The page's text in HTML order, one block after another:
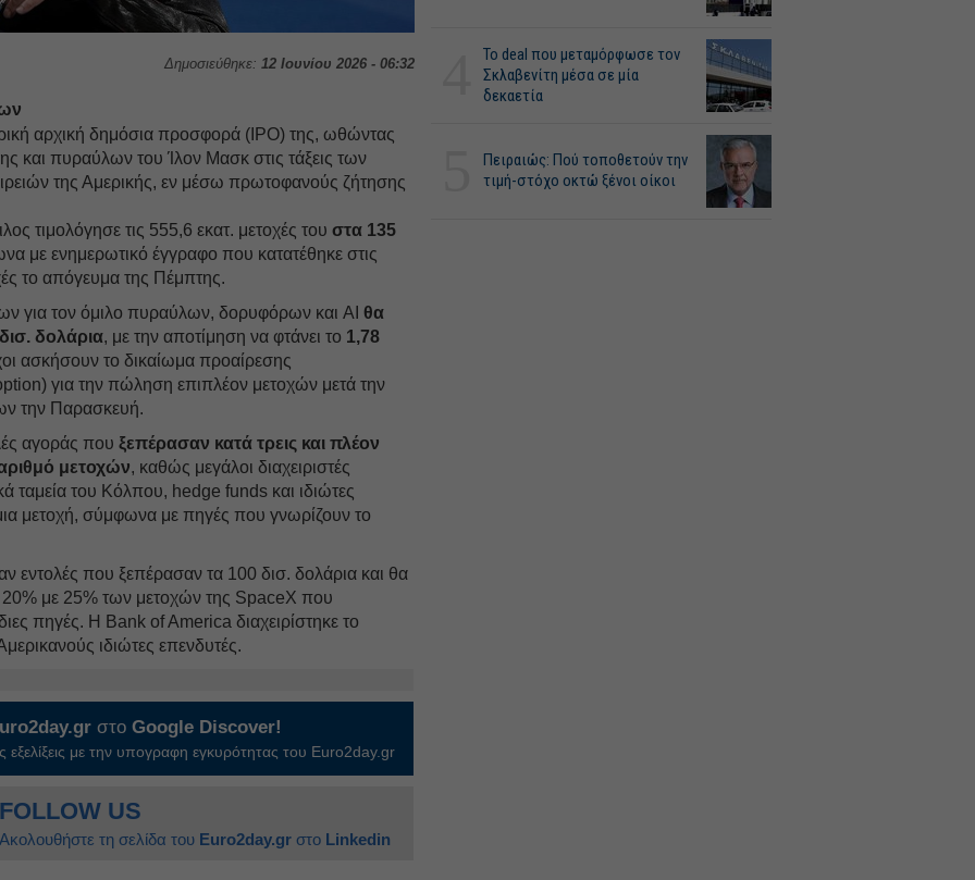
Δημοσιεύθηκε: 12 Ιουνίου 2026 - 06:32
αρχική δημόσια προσφορά (IPO) της, ωθώντας
και πυραύλων του Ίλον Μασκ στις τάξεις των
της Αμερικής, εν μέσω πρωτοφανούς ζήτησης
τιμολόγησε τις 555,6 εκατ. μετοχές του στα 135
με ενημερωτικό έγγραφο που κατατέθηκε στις
το απόγευμα της Πέμπτης.
για τον όμιλο πυραύλων, δορυφόρων και AI θα
δολάρια, με την αποτίμηση να φτάνει το 1,78
ασκήσουν το δικαίωμα προαίρεσης
για την πώληση επιπλέον μετοχών μετά την
την Παρασκευή.
αγοράς πουξεπέρασαν κατά τρεις και πλέον
μετοχών, καθώς μεγάλοι διαχειριστές
ταμεία του Κόλπου, hedge funds και ιδιώτες
μετοχή, σύμφωνα με πηγές που γνωρίζουν το
εντολές που ξεπέρασαν τα 100 δισ. δολάρια και θα
20% με 25% των μετοχών της SpaceX που
πηγές. Η Bank of America διαχειρίστηκε το
ιδιώτες επενδυτές.
στοGoogle Discover!
εξελίξεις με την υπογραφη εγκυρότητας του Euro2day.gr
FOLLOW US
Ακολουθήστε τη σελίδα του Euro2day.gr στο Linkedin
Το deal που μεταμόρφωσε τον
Σκλαβενίτη μέσα σε μία
δεκαετία
Πειραιώς: Πού τοποθετούν την
τιμή-στόχο οκτώ ξένοι οίκοι